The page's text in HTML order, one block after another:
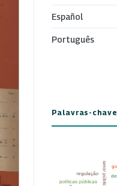
Español
Português
Palavras-chave